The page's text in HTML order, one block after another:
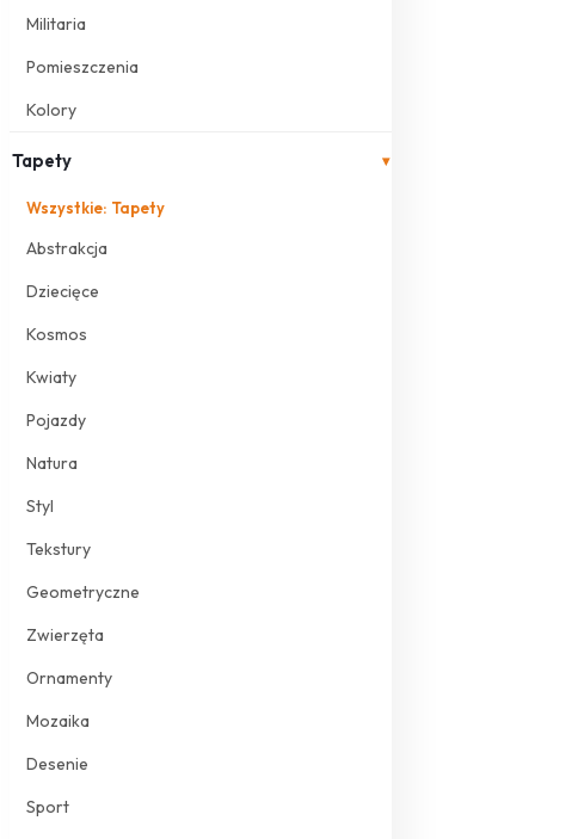
Militaria
Pomieszczenia
Kolory
Tapety ▾
Wszystkie: Tapety
Abstrakcja
Dziecięce
Kosmos
Kwiaty
Pojazdy
Natura
Styl
Tekstury
Geometryczne
Zwierzęta
Ornamenty
Mozaika
Desenie
Sport